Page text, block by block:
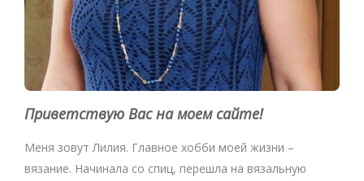
Приветствую Вас на моем сайте!
Меня зовут Лилия. Главное хобби моей жизни –
вязание. Начинала со спиц, перешла на вязальную